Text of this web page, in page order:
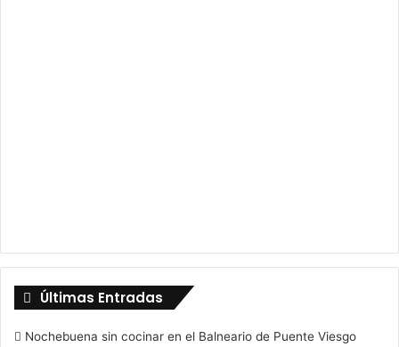
Últimas Entradas
Nochebuena sin cocinar en el Balneario de Puente Viesgo